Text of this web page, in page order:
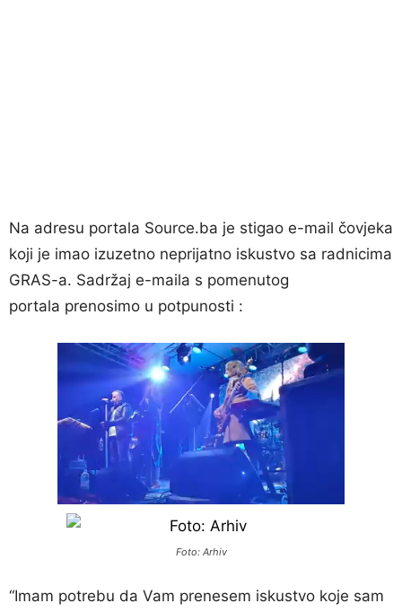
Na adresu portala Source.ba je stigao e-mail čovjeka
koji je imao izuzetno neprijatno iskustvo sa radnicima
GRAS-a. Sadržaj e-maila s pomenutog
portala prenosimo u potpunosti :
Foto: Arhiv
“Imam potrebu da Vam prenesem iskustvo koje sam